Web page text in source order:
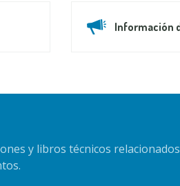
Información
y libros técnicos